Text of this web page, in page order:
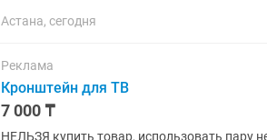
Астана, сегодня
Реклама
Кронштейн для ТВ
7 000 ₸
НЕЛЬЗЯ купить товар, использовать пару